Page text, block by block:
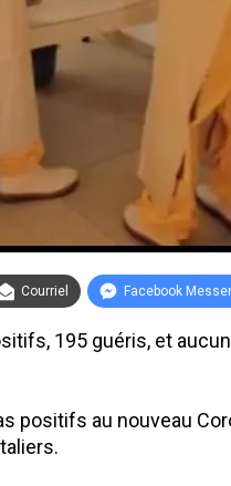
Courriel Facebook
195 guéris, et
positifs au nouveau